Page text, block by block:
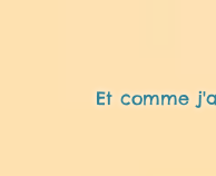
Et comme